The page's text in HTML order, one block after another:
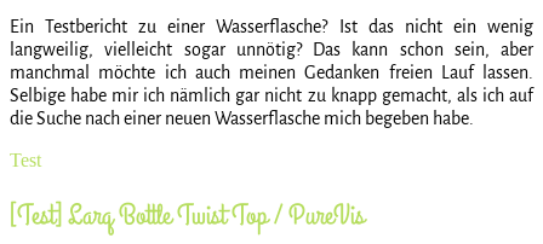
Ein Testbericht zu einer Wasserflasche? Ist das nicht ein wenig
langweilig, vielleicht sogar unnötig? Das kann schon sein, aber
manchmal möchte ich auch meinen Gedanken freien Lauf lassen.
Selbige habe mir ich nämlich gar nicht zu knapp gemacht, als ich auf
die Suche nach einer neuen Wasserflasche mich begeben habe.
Test
[Test] Larq Bottle Twist Top / PureVis